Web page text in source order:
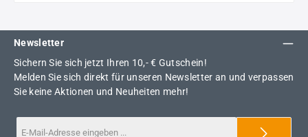
Newsletter
Sichern Sie sich jetzt Ihren 10,- € Gutschein!
Melden Sie sich direkt für unseren Newsletter an und verpassen
Sie keine Aktionen und Neuheiten mehr!